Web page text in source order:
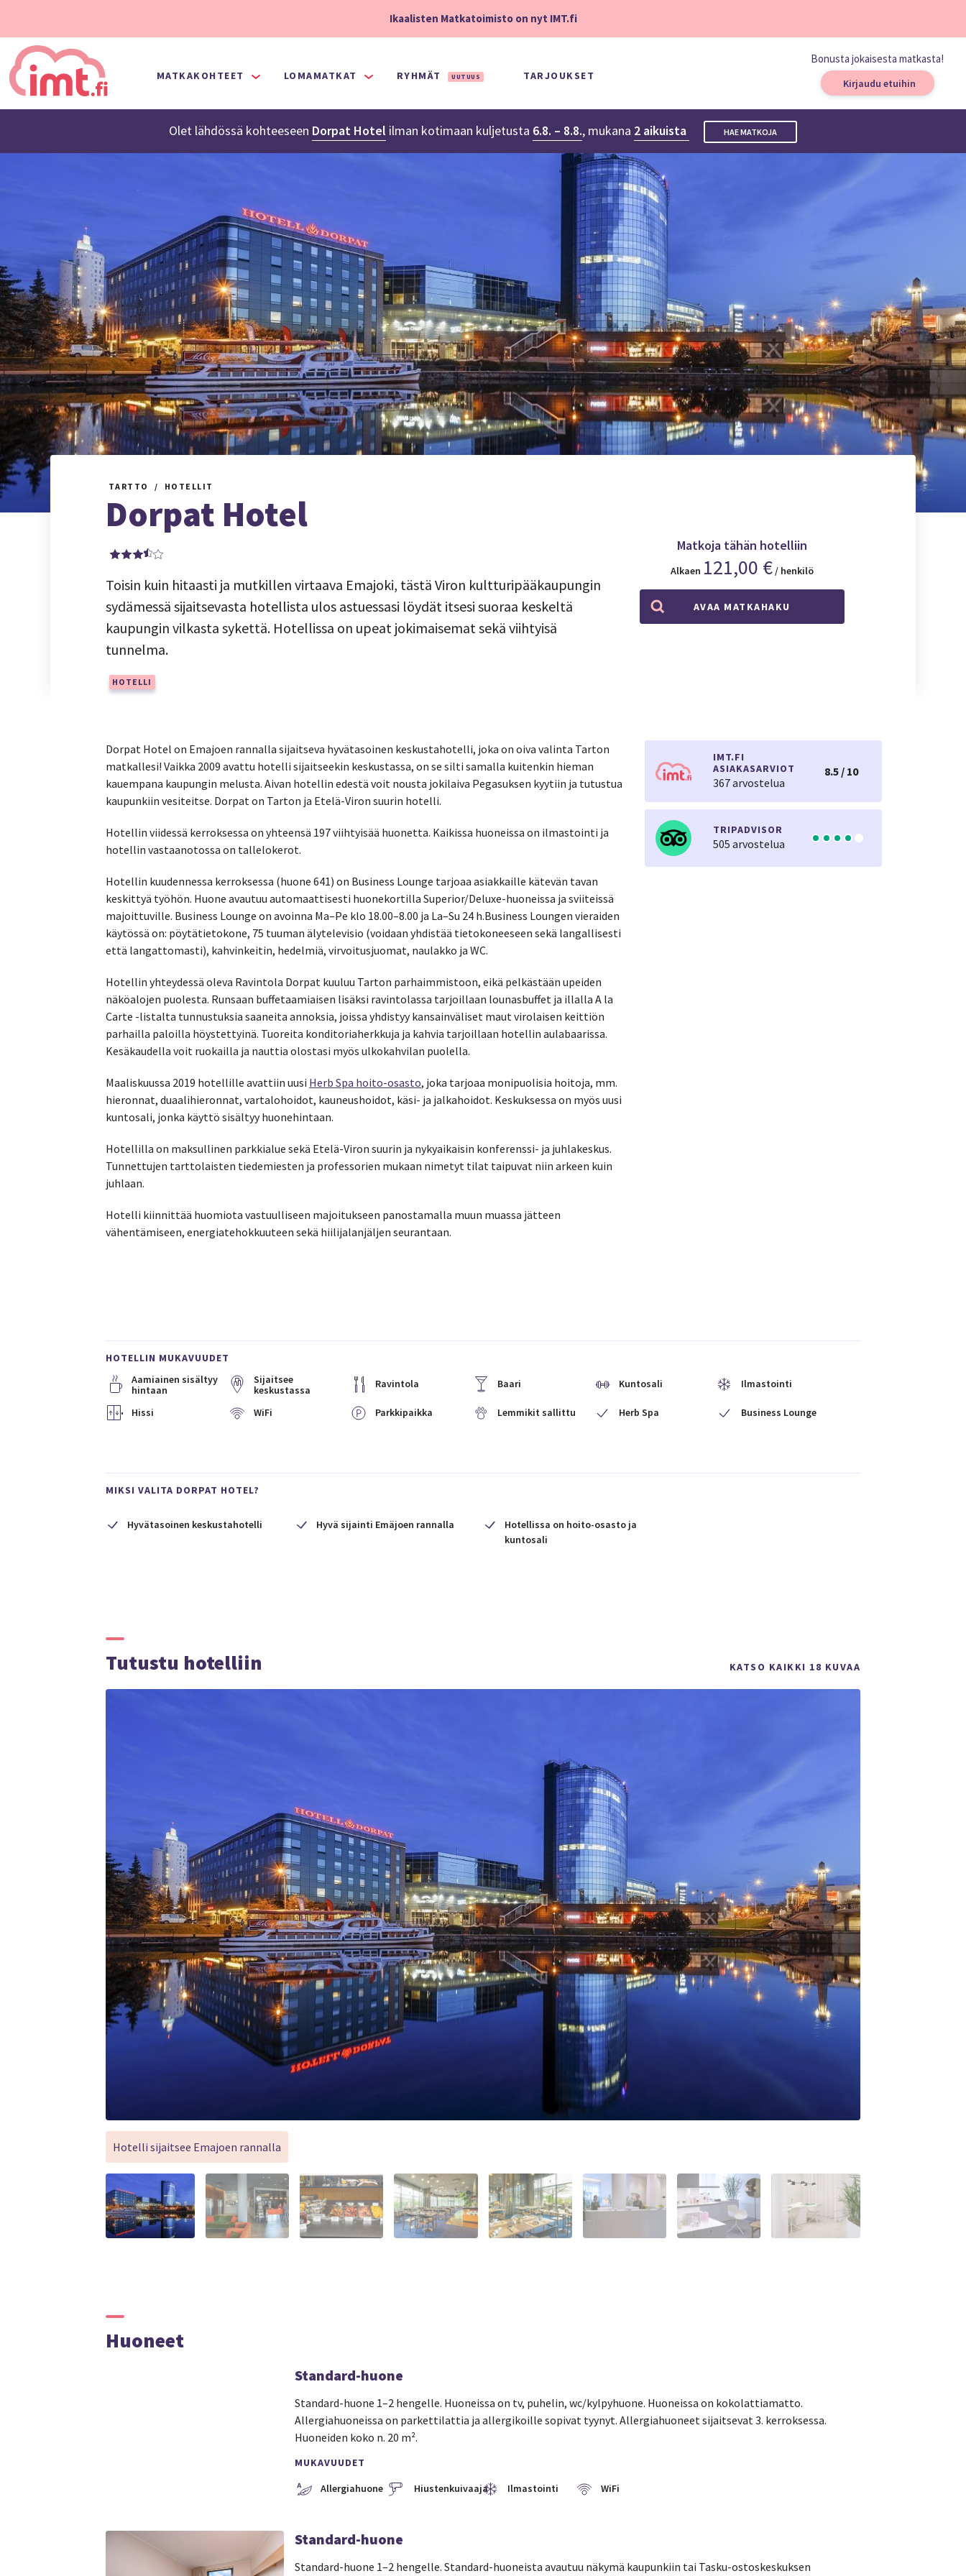
Ikaalisten Matkatoimisto on nyt IMT.fi
MATKAKOHTEET LOMAMATKAT RYHMÄT UUTUUS TARJOUKSET
Bonusta jokaisesta matkasta!
Kirjaudu etuihin
Olet lähdössä kohteeseen Dorpat Hotel ilman kotimaan kuljetusta 6.8. – 8.8., mukana 2 aikuista HAE MATKOJA
TARTTO HOTELLIT
Dorpat Hotel
Toisin kuin hitaasti ja mutkillen virtaava Emajoki, tästä Viron kultturipääkaupungin
sydämessä sijaitsevasta hotellista ulos astuessasi löydät itsesi suoraa keskeltä
kaupungin vilkasta sykettä. Hotellissa on upeat jokimaisemat sekä viihtyisä
tunnelma.
HOTELLI
Matkoja tähän hotelliin
Alkaen 121,00 € / henkilö
AVAA MATKAHAKU
Dorpat Hotel on Emajoen rannalla sijaitseva hyvätasoinen keskustahotelli, joka on oiva valinta Tarton
matkallesi! Vaikka 2009 avattu hotelli sijaitseekin keskustassa, on se silti samalla kuitenkin hieman
kauempana kaupungin melusta. Aivan hotellin edestä voit nousta jokilaiva Pegasuksen kyytiin ja tutustua
kaupunkiin vesiteitse. Dorpat on Tarton ja Etelä-Viron suurin hotelli.
Hotellin viidessä kerroksessa on yhteensä 197 viihtyisää huonetta. Kaikissa huoneissa on ilmastointi ja
hotellin vastaanotossa on tallelokerot.
Hotellin kuudennessa kerroksessa (huone 641) on Business Lounge tarjoaa asiakkaille kätevän tavan
keskittyä työhön. Huone avautuu automaattisesti huonekortilla Superior/Deluxe-huoneissa ja sviiteissä
majoittuville. Business Lounge on avoinna Ma–Pe klo 18.00–8.00 ja La–Su 24 h.Business Loungen vieraiden
käytössä on: pöytätietokone, 75 tuuman älytelevisio (voidaan yhdistää tietokoneeseen sekä langallisesti
että langattomasti), kahvinkeitin, hedelmiä, virvoitusjuomat, naulakko ja WC.
Hotellin yhteydessä oleva Ravintola Dorpat kuuluu Tarton parhaimmistoon, eikä pelkästään upeiden
näköalojen puolesta. Runsaan buffetaamiaisen lisäksi ravintolassa tarjoillaan lounasbuffet ja illalla A la
Carte -listalta tunnustuksia saaneita annoksia, joissa yhdistyy kansainväliset maut virolaisen keittiön
parhailla paloilla höystettyinä. Tuoreita konditoriaherkkuja ja kahvia tarjoillaan hotellin aulabaarissa.
Kesäkaudella voit ruokailla ja nauttia olostasi myös ulkokahvilan puolella.
Maaliskuussa 2019 hotellille avattiin uusi Herb Spa hoito-osasto, joka tarjoaa monipuolisia hoitoja, mm.
hieronnat, duaalihieronnat, vartalohoidot, kauneushoidot, käsi- ja jalkahoidot. Keskuksessa on myös uusi
kuntosali, jonka käyttö sisältyy huonehintaan.
Hotellilla on maksullinen parkkialue sekä Etelä-Viron suurin ja nykyaikaisin konferenssi- ja juhlakeskus.
Tunnettujen tarttolaisten tiedemiesten ja professorien mukaan nimetyt tilat taipuvat niin arkeen kuin
juhlaan.
Hotelli kiinnittää huomiota vastuulliseen majoitukseen panostamalla muun muassa jätteen
vähentämiseen, energiatehokkuuteen sekä hiilijalanjäljen seurantaan.
IMT.FI
ASIAKASARVIOT
367 arvostelua
8.5 / 10
TRIPADVISOR
505 arvostelua
HOTELLIN MUKAVUUDET
Aamiainen sisältyy
hintaan
Sijaitsee
keskustassa
Ravintola Baari Kuntosali Ilmastointi
Hissi WiFi Parkkipaikka Lemmikit sallittu Herb Spa Business Lounge
MIKSI VALITA DORPAT HOTEL?
Hyvätasoinen keskustahotelli Hyvä sijainti Emäjoen rannalla
Hotellissa on hoito-osasto ja
kuntosali
Tutustu hotelliin KATSO KAIKKI 18 KUVAA
Hotelli sijaitsee Emajoen rannalla
Huoneet
Standard-huone
Standard-huone 1–2 hengelle. Huoneissa on tv, puhelin, wc/kylpyhuone. Huoneissa on kokolattiamatto.
Allergiahuoneissa on parkettilattia ja allergikoille sopivat tyynyt. Allergiahuoneet sijaitsevat 3. kerroksessa.
Huoneiden koko n. 20 m².
MUKAVUUDET
Allergiahuone
Hiustenkuivaaja Ilmastointi WiFi
Standard-huone
Standard-huone 1–2 hengelle. Standard-huoneista avautuu näkymä kaupunkiin tai Tasku-ostoskeskuksen